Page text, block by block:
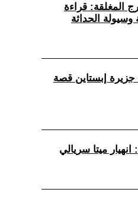
المغلقة: قراءة
وسيولة الحداثة
جزيرة إبستاين قصة